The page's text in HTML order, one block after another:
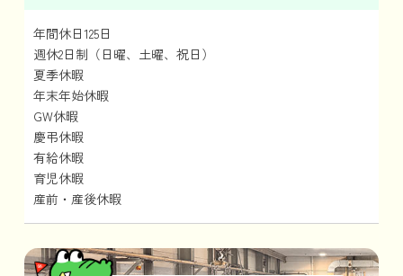
年間休日125日
週休2日制（日曜、土曜、祝日）
夏季休暇
年末年始休暇
GW休暇
慶弔休暇
有給休暇
育児休暇
産前・産後休暇